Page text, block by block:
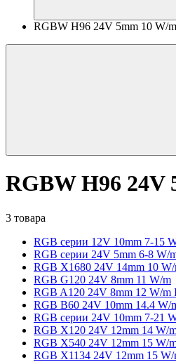
RGBW H96 24V 5mm 10 W/m
RGBW H96 24V
3 товара
RGB серии 12V 10mm 7-15
RGB серии 24V 5mm 6-8 W/
RGB X1680 24V 14mm 10
RGB G120 24V 8mm 11 W/m
RGB A120 24V 8mm 12 W/m
RGB B60 24V 10mm 14.4 W/
RGB серии 24V 10mm 7-21
RGB X120 24V 12mm 14 W/
RGB X540 24V 12mm 15 W/
RGB X1134 24V 12mm 15 W/